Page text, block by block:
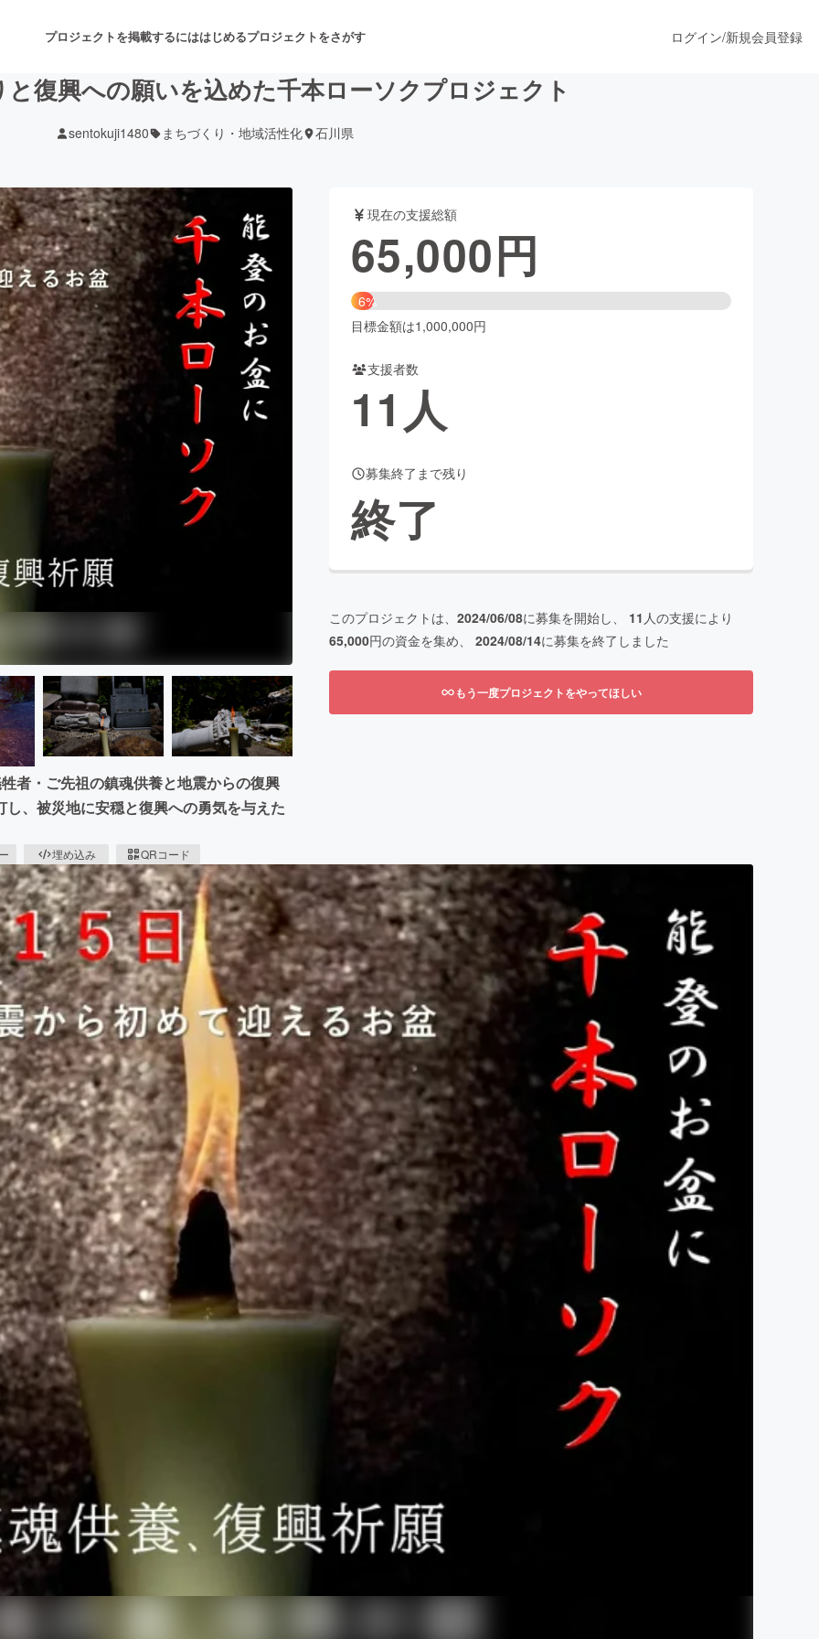
プロジェクトを掲載するにははじめるプロジェクトをさがす
音楽 舞台・パフォーマンス
ゲーム・サービス開発 フード・飲食店 ファッション
書籍・雑誌出版 アニメ・漫画
チャレンジ ビューティー・ヘルスケア
CAMPFIRE for Social Good
CAMPFIREふるさと納税machi-ya
ログイン/新規会員登録
復興への願いを込めた千本ローソクプロジェクト
sentokuji1480 まちづくり・地域活性化 石川県
者・ご先祖の鎮魂供養と地震からの復興
、被災地に安穏と復興への勇気を与えた
埋め込み QRコード
現在の支援総額
65,000円
6%
目標金額は1,000,000円
支援者数
11 人
募集終了まで残り
終了
このプロジェクトは、 2024/06/08に募集を開始し、 11 人の支援により
65,000円の資金を集め、 2024/08/14に募集を終了しました
もう一度プロジェクトをやってほしい